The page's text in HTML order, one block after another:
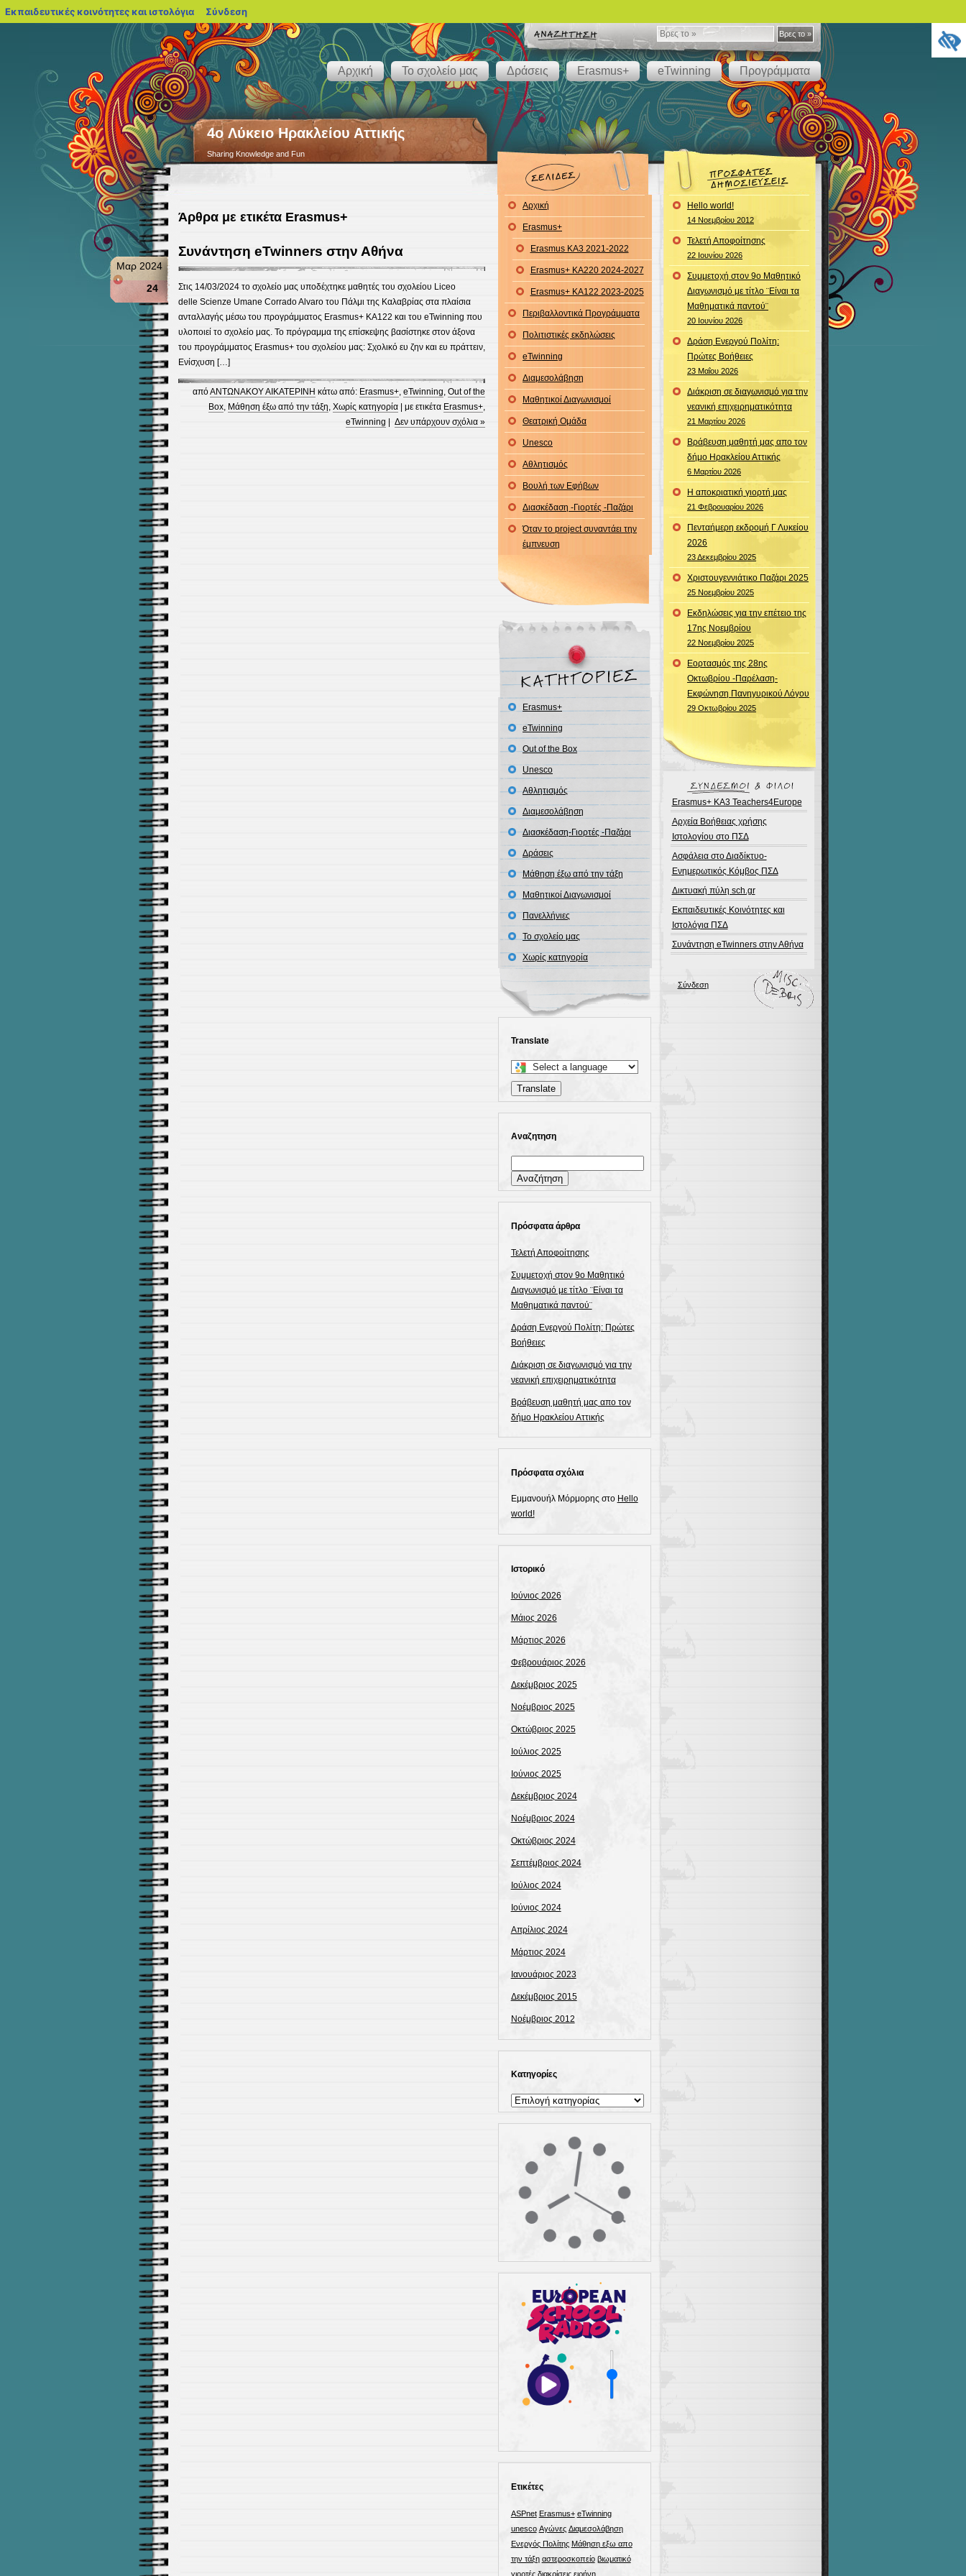
Βρες
το
»
Βρες το »
Αρχική Το σχολείο μας Δράσεις Erasmus+ eTwinning Προγράμματα
4o Λύκειο Ηρακλείου Αττικής
Sharing Knowledge and Fun
Άρθρα με ετικέτα Erasmus+
Συνάντηση eTwinners στην Αθήνα
Μαρ 2024
24
Στις 14/03/2024 το σχολείο μας υποδέχτηκε μαθητές του σχολείου Liceo
delle Scienze Umane Corrado Alvaro του Πάλμι της Καλαβρίας στα πλαίσια
ανταλλαγής μέσω του προγράμματος Erasmus+ KA122 και του eTwinning που
υλοποιεί το σχολείο μας. Το πρόγραμμα της επίσκεψης βασίστηκε στον άξονα
του προγράμματος Erasmus+ του σχολείου μας: Σχολικό ευ ζην και ευ πράττειν,
Ενίσχυση […]
απόΑΝΤΩΝΑΚΟΥ ΑΙΚΑΤΕΡΙΝΗ κάτω από: Erasmus+, eTwinning, Out of the
Box, Μάθηση έξω από την τάξη, Χωρίς κατηγορία| με ετικέτα Erasmus+,
eTwinning | Δεν υπάρχουν σχόλια »
Αρχική
Erasmus+
Erasmus KA3 2021-2022
Erasmus+ KA220 2024-2027
Erasmus+ KA122 2023-2025
Περιβαλλοντικά Προγράμματα
Πολιτιστικές εκδηλώσεις
eTwinning
Διαμεσολάβηση
Μαθητικοί Διαγωνισμοί
Θεατρική Ομάδα
Unesco
Αθλητισμός
Βουλή των Εφήβων
Διασκέδαση -Γιορτές -Παζάρι
Όταν το project συναντάει την
έμπνευση
Erasmus+
eTwinning
Out of the Box
Unesco
Αθλητισμός
Διαμεσολάβηση
Διασκέδαση-Γιορτές -Παζάρι
Δράσεις
Μάθηση έξω από την τάξη
Μαθητικοί Διαγωνισμοί
Πανελλήνιες
Το σχολείο μας
Χωρίς κατηγορία
Translate
Select
a
language
to
this
page
Translate
Αναζητηση
για:
Πρόσφατα άρθρα
Τελετή Αποφοίτησης
Συμμετοχή στον 9ο Μαθητικό
Διαγωνισμό με τίτλο ¨Είναι τα
Μαθηματικά παντού¨
Δράση Ενεργού Πολίτη: Πρώτες
Βοήθειες
Διάκριση σε διαγωνισμό για την
νεανική επιχειρηματικότητα
Βράβευση μαθητή μας απο τον
δήμο Ηρακλείου Αττικής
Πρόσφατα σχόλια
Εμμανουήλ Μόρμορης στο Hello
world!
Ιστορικό
Ιούνιος 2026
Μάιος 2026
Μάρτιος 2026
Φεβρουάριος 2026
Δεκέμβριος 2025
Νοέμβριος 2025
Οκτώβριος 2025
Ιούλιος 2025
Ιούνιος 2025
Δεκέμβριος 2024
Νοέμβριος 2024
Οκτώβριος 2024
Σεπτέμβριος 2024
Ιούλιος 2024
Ιούνιος 2024
Απρίλιος 2024
Μάρτιος 2024
Ιανουάριος 2023
Δεκέμβριος 2015
Νοέμβριος 2012
Kατηγορίες
Kατηγορίες
Ετικέτες
ASPnet Erasmus+ eTwinning
unesco Αγώνες Διαμεσολάβηση
Ενεργός Πολίτης Μάθηση εξω απο
την τάξη αστεροσκοπείο βιωματικό
γιορτές διακρίσεις ειρήνη
Hello world!
14 Νοεμβρίου 2012
Τελετή Αποφοίτησης
22 Ιουνίου 2026
Συμμετοχή στον 9ο Μαθητικό
Διαγωνισμό με τίτλο ¨Είναι τα
Μαθηματικά παντού¨
20 Ιουνίου 2026
Δράση Ενεργού Πολίτη:
Πρώτες Βοήθειες
23 Μαΐου 2026
Διάκριση σε διαγωνισμό για την
νεανική επιχειρηματικότητα
21 Μαρτίου 2026
Βράβευση μαθητή μας απο τον
δήμο Ηρακλείου Αττικής
6 Μαρτίου 2026
Η αποκριατική γιορτή μας
21 Φεβρουαρίου 2026
Πενταήμερη εκδρομή Γ Λυκείου
2026
23 Δεκεμβρίου 2025
Χριστουγεννιάτικο Παζάρι 2025
25 Νοεμβρίου 2025
Εκδηλώσεις για την επέτειο της
17ης Νοεμβρίου
22 Νοεμβρίου 2025
Εορτασμός της 28ης
Οκτωβρίου -Παρέλαση-
Εκφώνηση Πανηγυρικού Λόγου
29 Οκτωβρίου 2025
Erasmus+ KA3 Teachers4Europe
Αρχεία Βοήθειας χρήσης
Ιστολογίου στο ΠΣΔ
Ασφάλεια στο Διαδίκτυο-
Ενημερωτικός Κόμβος ΠΣΔ
Δικτυακή πύλη sch.gr
Εκπαιδευτικές Κοινότητες και
Ιστολόγια ΠΣΔ
Συνάντηση eTwinners στην Αθήνα
Σύνδεση
Εκπαιδευτικές κοινότητες και ιστολόγια blogs.sch.gr
Σύνδεση